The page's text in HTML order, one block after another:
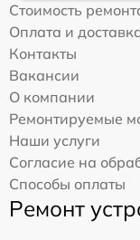
Стоимость
Оплата и
Контакты
Вакансии
О компании
Ремонтируемые
Наши услуги
Согласие на
Способы оплаты
Ремонт